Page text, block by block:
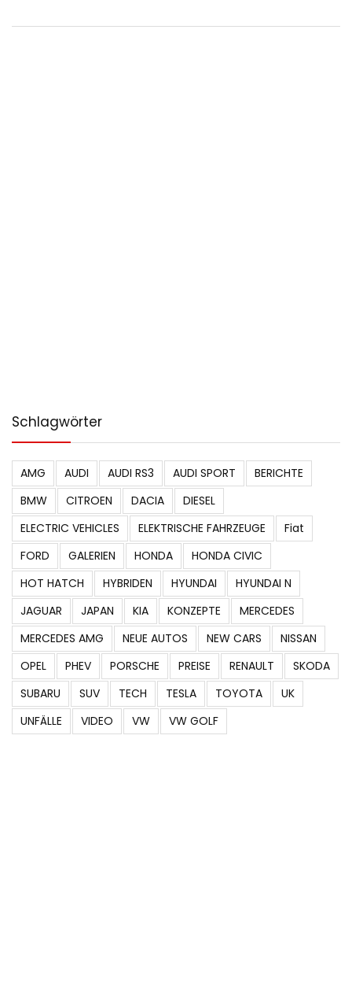
Schlagwörter
AMG AUDI AUDI RS3 AUDI SPORT
BERICHTE
BMW
CITROEN DACIA
DIESEL
ELECTRIC VEHICLES
ELEKTRISCHE FAHRZEUGE
Fiat
FORD
GALERIEN HONDA
HONDA CIVIC
HOT HATCH
HYBRIDEN HYUNDAI
HYUNDAI N
JAGUAR
JAPAN KIA KONZEPTE
MERCEDES
MERCEDES AMG
NEUE AUTOS NEW CARS
NISSAN
OPEL
PHEV PORSCHE PREISE RENAULT
SKODA
SUBARU
SUV TECH TESLA TOYOTA
UK
UNFÄLLE
VIDEO VW VW GOLF